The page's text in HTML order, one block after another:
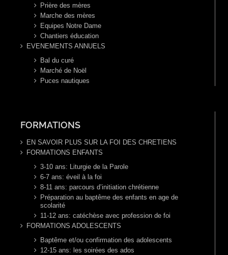
Prière des mères
Marche des mères
Equipes Notre Dame
Chantiers éducation
EVENEMENTS ANNUELS
Bal du curé
Marché de Noël
Puces nautiques
FORMATIONS
EN SAVOIR PLUS SUR LA FOI DES CHRETIENS
FORMATIONS ENFANTS
3-10 ans: Liturgie de la Parole
6-7 ans: éveil à la foi
8-11 ans: parcours d’initiation chrétienne
Préparation au baptême des enfants en age de
scolarité
11-12 ans: catéchèse avec profession de foi
FORMATIONS ADOLESCENTS
Baptême et/ou confirmation des adolescents
12-15 ans: les soirées des ados